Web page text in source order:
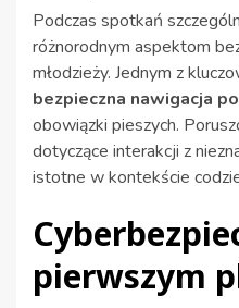
Podczas spotkań
różnorodnym aspektom
młodzieży. Jednym z
bezpieczna nawigacja
obowiązki pieszych.
dotyczące interakcji z
istotne w kontekście
pierwszym